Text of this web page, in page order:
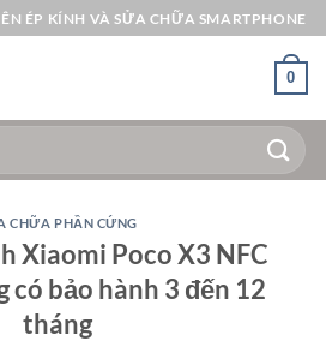
ÉP KÍNH VÀ SỬA CHỮA SMARTPHONE
0
CHỮA PHẦN CỨNG
Xiaomi Poco X3 NFC
có bảo hành 3 đến 12
tháng